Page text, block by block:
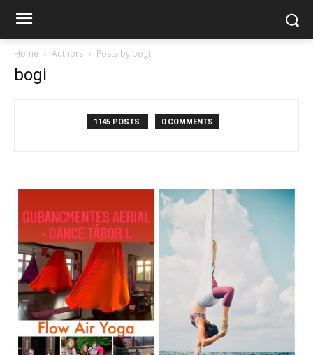
Home Authors Posts by bogi
bogi
1145 POSTS 0 COMMENTS